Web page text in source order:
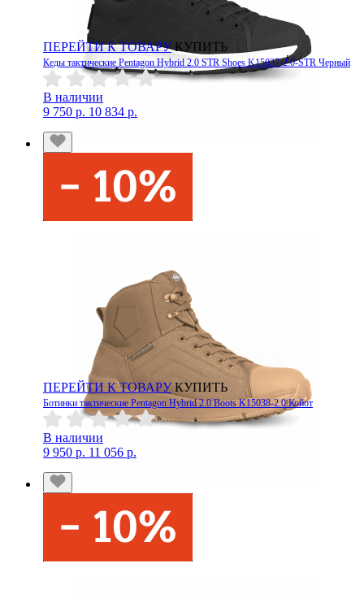
ПЕРЕЙТИ К ТОВАРУ КУПИТЬ
Кеды тактические Pentagon Hybrid 2.0 STR Shoes K15037-2.0-STR Черный
В наличии
9 750 р. 10 834 р.
ПЕРЕЙТИ К ТОВАРУ КУПИТЬ
Ботинки тактические Pentagon Hybrid 2.0 Boots K15038-2.0 Койот
В наличии
9 950 р. 11 056 р.